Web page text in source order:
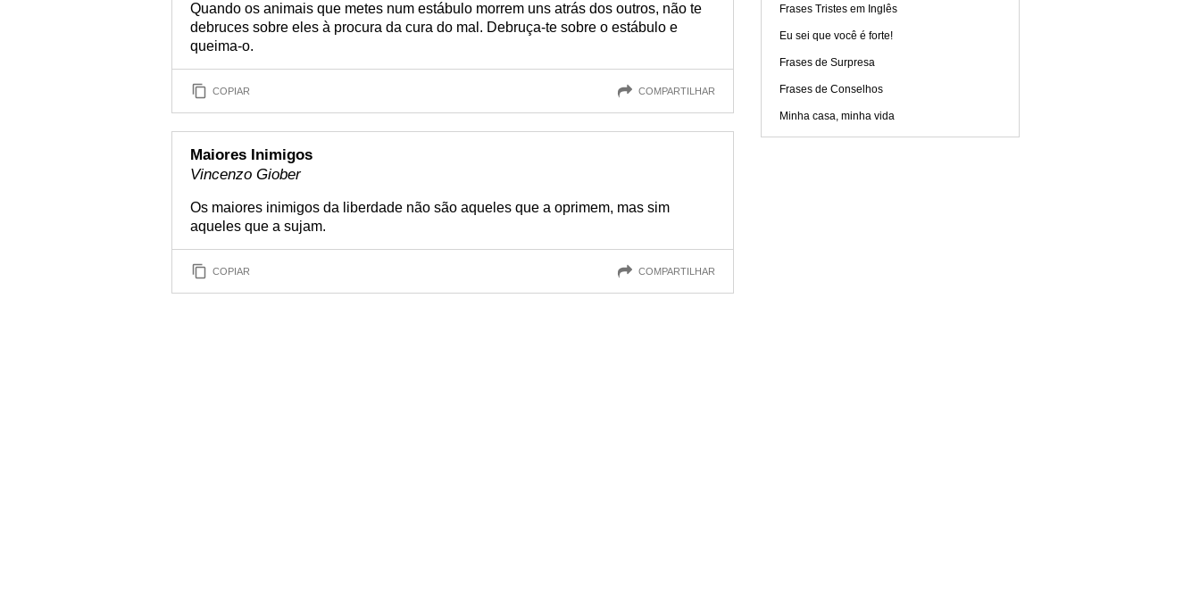
Quando os animais que metes num estábulo morrem uns atrás dos outros, não te
debruces sobre eles à procura da cura do mal. Debruça-te sobre o estábulo e
queima-o.
COPIAR COMPARTILHAR
Maiores Inimigos
Vincenzo Giober
Os maiores inimigos da liberdade não são aqueles que a oprimem, mas sim
aqueles que a sujam.
COPIAR COMPARTILHAR
Frases Tristes em Inglês
Eu sei que você é forte!
Frases de Surpresa
Frases de Conselhos
Minha casa, minha vida